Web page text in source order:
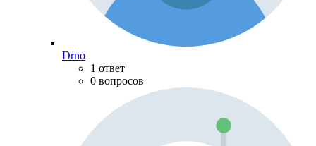
Drno
1 ответ
0 вопросов